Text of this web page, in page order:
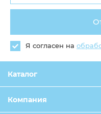
Я согласен на
Каталог
Компания